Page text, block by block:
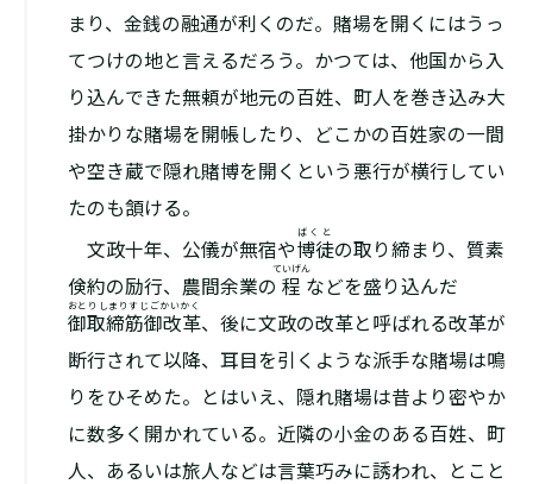
まり、金銭の融通が利くのだ。賭場を開くにはうっ
てつけの地と言えるだろう。かつては、他国から入
り込んできた無頼が地元の百姓、町人を巻き込み大
掛かりな賭場を開帳したり、どこかの百姓家の一間
や空き蔵で隠れ賭博を開くという悪行が横行してい
たのも頷ける。
文政十年、公儀が無宿や博徒
ばくと
の取り締まり、質素
倹約の励行、農間余業の 程
ていげん
などを盛り込んだ
御取締筋御改革
おとりしまりすじごかいかく
、後に文政の改革と呼ばれる改革が
断行されて以降、耳目を引くような派手な賭場は鳴
りをひそめた。とはいえ、隠れ賭場は昔より密やか
に数多く開かれている。近隣の小金のある百姓、町
人、あるいは旅人などは言葉巧みに誘われ、とこと